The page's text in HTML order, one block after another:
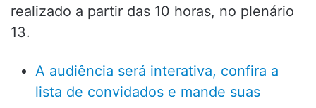
realizado a partir das 10 horas, no plenário
13.
A audiência será interativa, confira a
lista de convidados e mande suas